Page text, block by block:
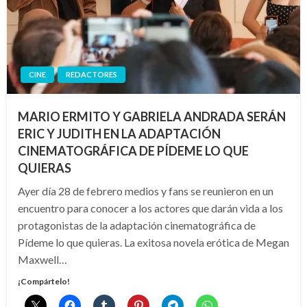
CINE REDACTORES
MARIO ERMITO Y GABRIELA ANDRADA SERÁN
ERIC Y JUDITH EN LA ADAPTACIÓN
CINEMATOGRÁFICA DE PÍDEME LO QUE
QUIERAS
Ayer día 28 de febrero medios y fans se reunieron en un
encuentro para conocer a los actores que darán vida a los
protagonistas de la adaptación cinematográfica de
Pídeme lo que quieras. La exitosa novela erótica de Megan
Maxwell…
¡Compártelo!